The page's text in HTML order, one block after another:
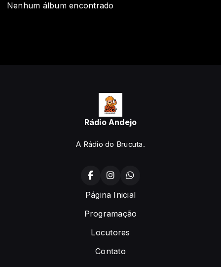
Nenhum álbum encontrado
Rádio Andejo
A Rádio do Brucuta.
Página Inicial
Programação
Locutores
Contato